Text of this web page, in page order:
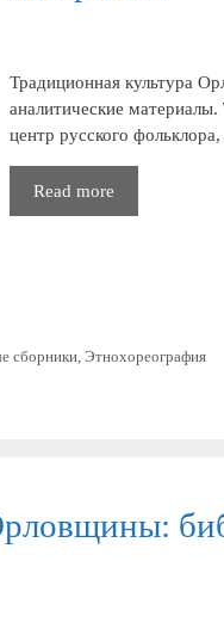
Традиционная культура
аналитические
центр русского
Read more
культура
материалы
сборники, Этнохореография